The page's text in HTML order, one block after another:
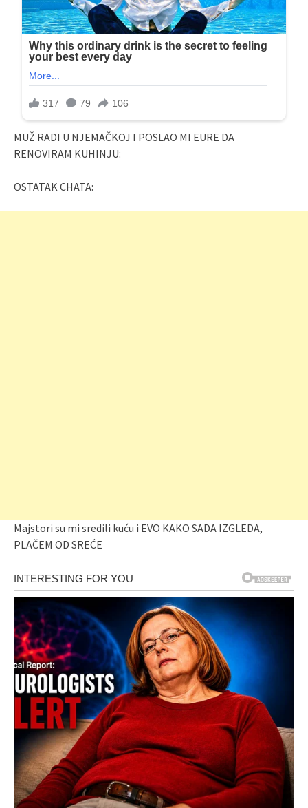
MUŽ RADI U NJEMAČKOJ I POSLAO MI EURE DA
RENOVIRAM KUHINJU:
OSTATAK CHATA:
Majstori su mi sredili kuću i EVO KAKO SADA IZGLEDA,
PLAČEM OD SREĆE